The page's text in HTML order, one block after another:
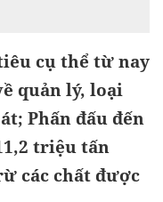
cụ thể từ nay
quản lý, loại
Phấn đấu đến
triệu tấn
các chất được